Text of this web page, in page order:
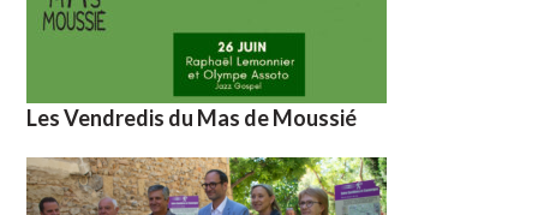
Les Vendredis du Mas de Moussié